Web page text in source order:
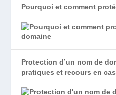
Pourquoi et comment
Protection d’un nom de
pratiques et recours en